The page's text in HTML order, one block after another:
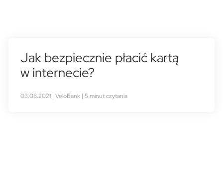
Jak bezpiecznie płacić kartą
w internecie?
03.08.2021 | VeloBank | 5 minut czytania